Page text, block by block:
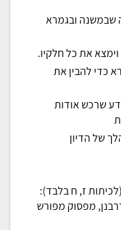
שבמשנה ובגמרא
את כל חלקיו.
כדי להבין את
שרכש אודות
של הדיון
ז, ח בלבד):
מפסוק מפורש